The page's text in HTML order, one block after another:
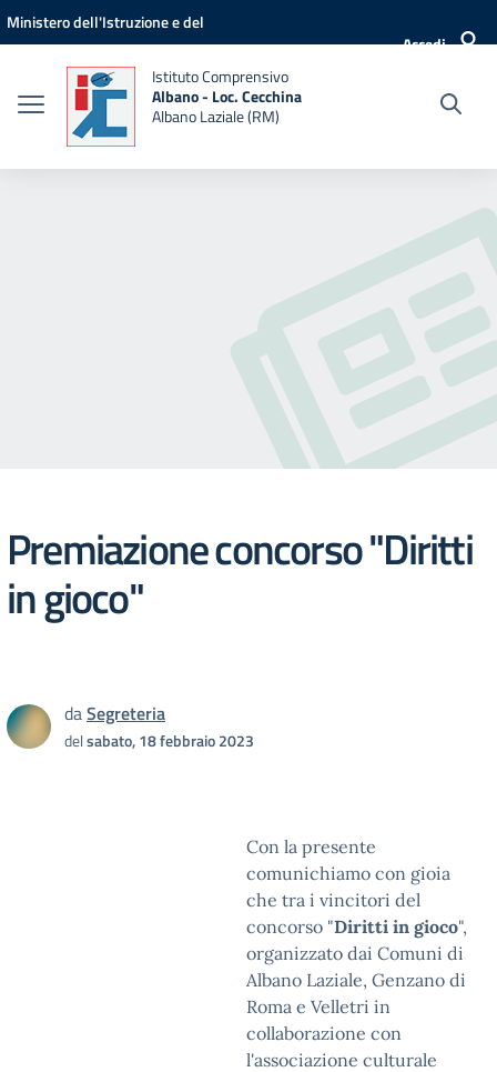
Vai ai contenuti
Vai al menu di navigazione
Vai al footer
Ministero dell'Istruzione e del
Accedi
Istituto Comprensivo
Albano - Loc. Cecchina
Albano Laziale (RM)
Premiazione concorso "Diritti
in gioco"
daSegreteria
delsabato, 18 febbraio 2023
Con la presente
comunichiamo con gioia
che tra i vincitori del
concorso "Diritti in gioco",
organizzato dai Comuni di
Albano Laziale, Genzano di
Roma e Velletri in
collaborazione con
l'associazione culturale